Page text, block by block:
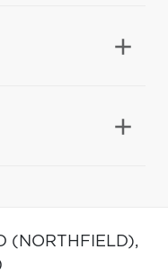
(NORTHFIELD),